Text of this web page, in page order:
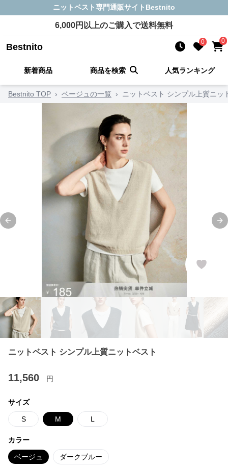
ニットベスト専門通販サイト Bestnito
6,000円以上のご購入で送料無料
Bestnito 0 0
新着商品 商品を検索 人気ランキング
Bestnito TOP › ベージュの一覧 › ニットベスト シンプル上質ニッ
Previous slide
ニットベスト シンプル上質ニットベスト
11,560 円
サイズ
S M L
カラー
ベージュ ダークブルー